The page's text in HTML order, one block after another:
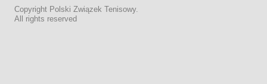
Copyright Polski Związek Tenisowy.
All rights reserved